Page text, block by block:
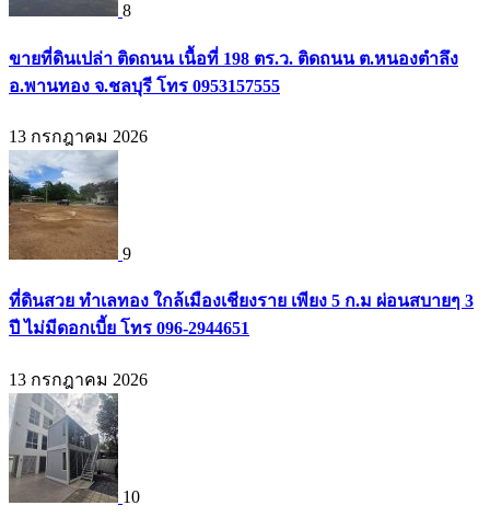
8
ขายที่ดินเปล่า ติดถนน เนื้อที่ 198 ตร.ว. ติดถนน ต.หนองตำลึง
อ.พานทอง จ.ชลบุรี โทร 0953157555
13 กรกฎาคม 2026
9
ที่ดินสวย ทำเลทอง ใกล้เมืองเชียงราย เพียง 5 ก.ม ผ่อนสบายๆ 3
ปี ไม่มีดอกเบี้ย โทร 096-2944651
13 กรกฎาคม 2026
10